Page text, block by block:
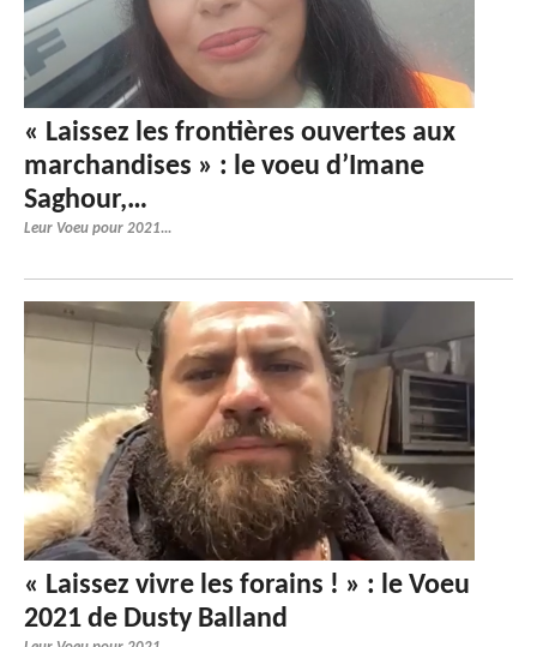
« Laissez les frontières ouvertes aux
marchandises » : le voeu d’Imane
Saghour,…
Leur Voeu pour 2021...
« Laissez vivre les forains ! » : le Voeu
2021 de Dusty Balland